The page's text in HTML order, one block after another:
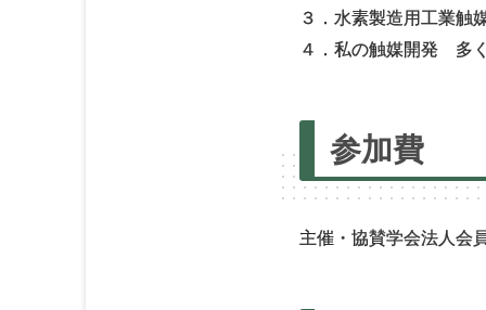
３．水素製造用工業触
４．私の触媒開発 多
参加費
主催・協賛学会法人